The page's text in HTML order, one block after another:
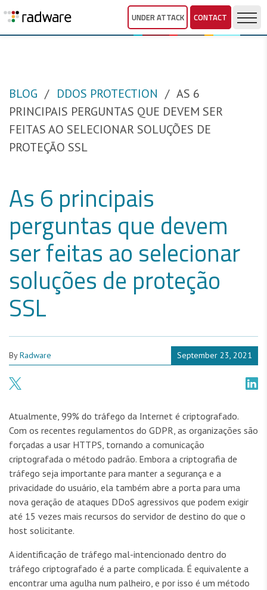
UNDER ATTACK CONTACT
BLOG DDOS PROTECTION
AS 6
PRINCIPAIS PERGUNTAS QUE DEVEM SER
FEITAS AO SELECIONAR SOLUÇÕES DE
PROTEÇÃO SSL
As 6 principais
perguntas que devem
ser feitas ao selecionar
soluções de proteção
SSL
ByRadware September 23, 2021
Atualmente, 99% do tráfego da Internet é criptografado.
Com os recentes regulamentos do GDPR, as organizações são
forçadas a usar HTTPS, tornando a comunicação
criptografada o método padrão. Embora a criptografia de
tráfego seja importante para manter a segurança e a
privacidade do usuário, ela também abre a porta para uma
nova geração de ataques DDoS agressivos que podem exigir
até 15 vezes mais recursos do servidor de destino do que o
host solicitante.
A identificação de tráfego mal-intencionado dentro do
tráfego criptografado é a parte complicada. É equivalente a
encontrar uma agulha num palheiro, e por isso é um método